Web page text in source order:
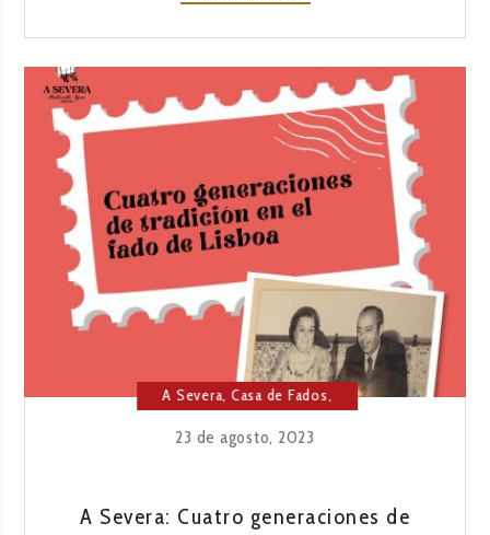
LOS
AÑOS
70/80
A Severa,Casa de Fados,
23 de agosto, 2023
A Severa: Cuatro generaciones de